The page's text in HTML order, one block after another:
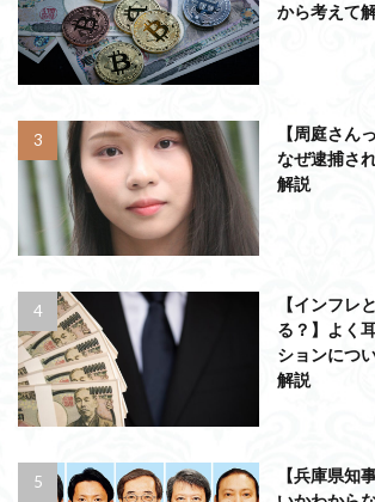
から考えて
【周庭さん
なぜ逮捕さ
解説
【インフレ
る？】よく
ションにつ
解説
【兵庫県知